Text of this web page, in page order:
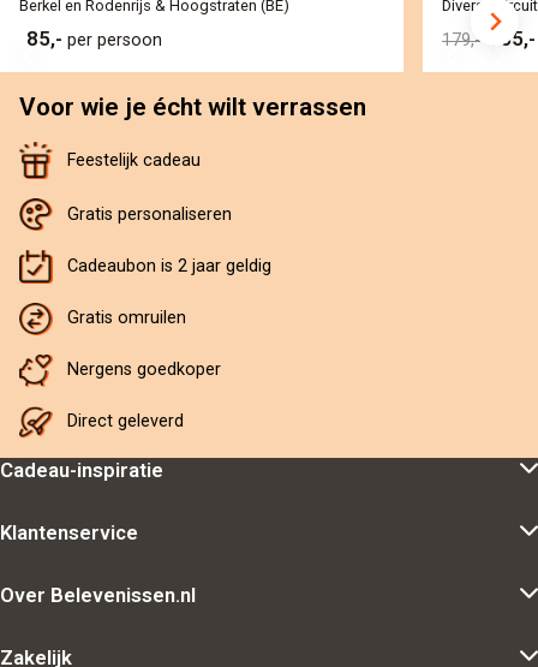
Berkel en Rodenrijs & Hoogstraten (BE)
85,- per persoon
Diverse
179,-
Voor wie je écht wilt verrassen
Feestelijk cadeau
Gratis personaliseren
Cadeaubon is 2 jaar geldig
Gratis omruilen
Nergens goedkoper
Direct geleverd
Cadeau-inspiratie
Klantenservice
Over Belevenissen.nl
Zakelijk